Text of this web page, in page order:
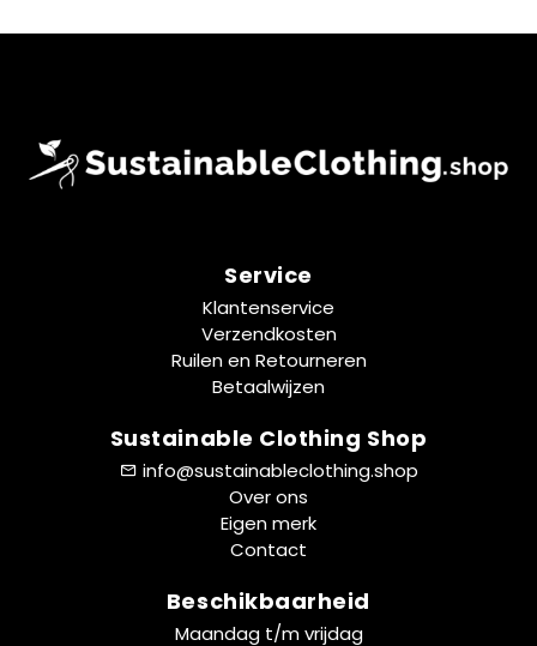
Service
Klantenservice
Verzendkosten
Ruilen en Retourneren
Betaalwijzen
Sustainable Clothing Shop
info@sustainableclothing.shop
Over ons
Eigen merk
Contact
Beschikbaarheid
Maandag t/m vrijdag